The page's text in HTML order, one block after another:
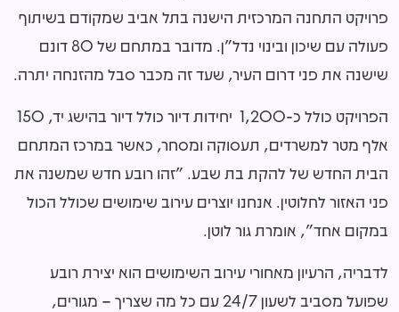
פרויקט התחנה המרכזית הישנה בתל אביב שמקודם בשיתוף
פעולה עם שיכון ובינוי נדל"ן. מדובר במתחם של 80 דונם
שישנה את פני דרום העיר, שעד זה מכבר סבל מהזנחה יתרה.
הפרויקט כולל כ-1,200 יחידות דיור כולל דיור בהישג יד, 150
אלף מטר למשרדים, תעסוקה ומסחר, כאשר במרכז המתחם
הבית החדש של להקת בת שבע. "זהו רובע חדש שמשנה את
פני האזור לחלוטין. אנחנו יוצרים עירוב שימושים שכולל הכול
במקום אחד", אומרת גור לוטן.
לדבריה, הרעיון מאחורי עירוב השימושים הוא יצירת רובע
שפועל מסביב לשעון 24/7 עם כל מה שצריך – מגורים,